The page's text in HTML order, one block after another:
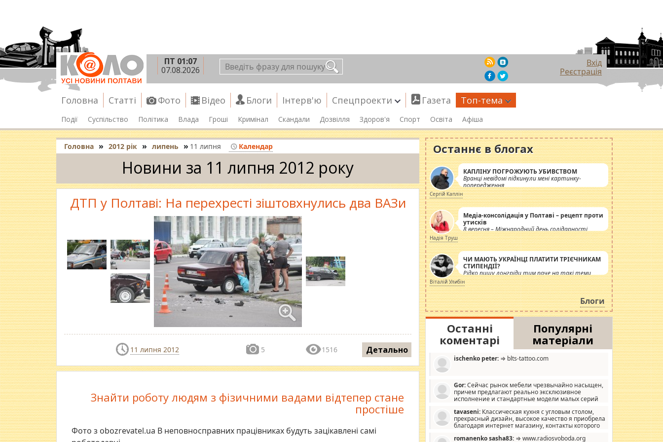
ПТ 01:07
07.08.2026
Вхід
Реєстрація
Головна Статті Фото Відео Блоги Інтерв'ю Спецпроекти Газета Топ-тема
Події Суспільство Політика Влада Гроші Кримінал Скандали Дозвілля Здоров'я Спорт Освіта Афіша
Головна » 2012 рік » липень » 11 липня Календар
Новини за 11 липня 2012 року
ДТП у Полтаві: На перехресті зіштовхнулись два ВАЗи
11 липня 2012 5 1516 Детально
Знайти роботу людям з фізичними вадами відтепер стане
простіше
Фото з obozrevatel.ua В неповносправних працівниках будуть зацікавлені самі
Останнє в блогах
КАПЛІНУ ПОГРОЖУЮТЬ УБИВСТВОМ
Вранці невідомі підкинули мені картинку-
попередження
Сергій Каплін
Медіа-консолідація у Полтаві – рецепт проти
утисків
8 вересня – Міжнародний день солідарності
журналістів.
Надія Труш
ЧИ МАЮТЬ УКРАЇНЦІ ПЛАТИТИ ТРІЄЧНИКАМ
СТИПЕНДІЇ?
Рідко пишу лонгріди тим паче на такі теми,
але вже просто дістало! Обурюють сьогоднішні
інсенуації навколо стипендіального питання.
Штучно роздувається ще одна соціальна
катастрофа.
Віталій Улибін
Блоги
Останні
коментарі
Популярні
матеріали
ischenko peter: ⇒ blts-tattoo.com
Gor:Сейчас рынок мебели чрезвычайно насыщен,
причем предлагают реально эксклюзивное
исполнение и стандартные модели малых серий
дизайну, мало походит на стандартные формы, в MebelOk,
креативненько и что главное - со вкусом все в порядке,
без ненужных наворотов удорожающих мебель, а это не
tavaseni: Классическая кухня с угловым столом,
прекрасный дизайн, высокое качество я приобрела
благодаря интернет магазину, контакты которого
romanenko sasha83: ⇒ www.radiosvoboda.org